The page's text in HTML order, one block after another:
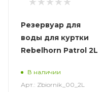
Резервуар для
воды для куртки
Rebelhorn Patrol 2L
В наличии
Арт.: Zbiornik_00_2L